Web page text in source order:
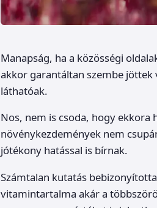
Manapság, ha a közösségi
akkor garantáltan szembe
láthatóak.
Nos, nem is csoda, hogy ekkora
növénykezdemények nem
jótékony hatással is bírnak.
Számtalan kutatás
vitamintartalma akár a